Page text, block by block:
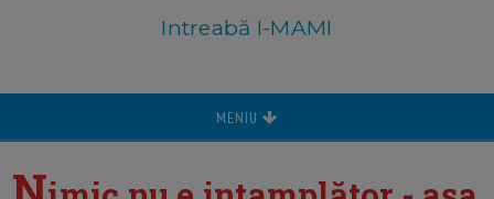
Intreabă I-MAMI
MENIU